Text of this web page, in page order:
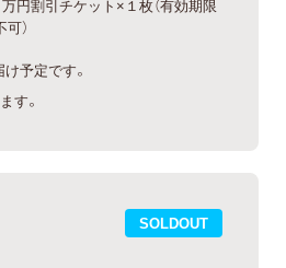
円割引チケット×１枚（有効期限
）
予定です。
す。
SOLDOUT